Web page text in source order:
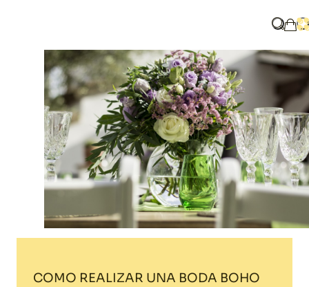
¿Qué
Mi
COMO REALIZAR UNA BODA BOHO